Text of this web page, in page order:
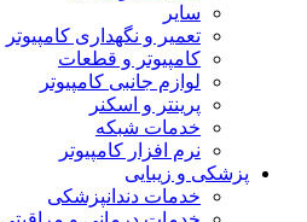
سایر
تعمیر و نگهداری کامپیوتر
کامپیوتر و قطعات
لوازم جانبی کامپیوتر
پرینتر و اسکنر
خدمات شبکه
نرم افزار کامپیوتر
پزشکی و زیبایی
خدمات دندانپزشکی